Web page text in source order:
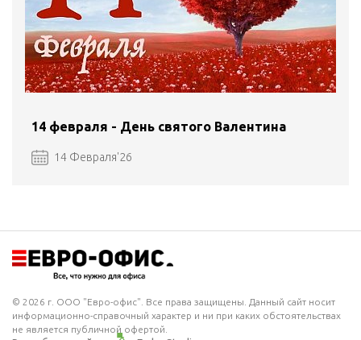
14 февраля - День святого Валентина
14 Февраля'26
© 2026 г. ООО "Евро-офис". Все права защищены. Данный сайт носит
информационно-справочный характер и ни при каких обстоятельствах
не является публичной офертой.